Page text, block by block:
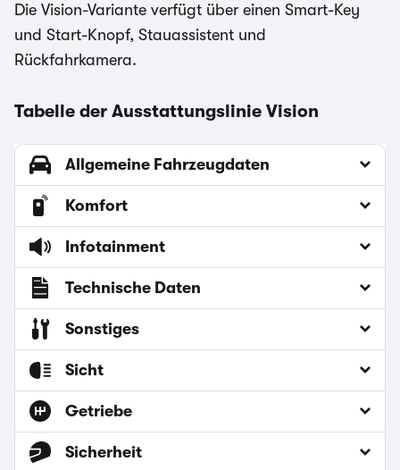
Die Vision-Variante verfügt über einen Smart-Key
und Start-Knopf, Stauassistent und
Rückfahrkamera.
Tabelle der Ausstattungslinie Vision
Allgemeine Fahrzeugdaten
Komfort
Infotainment
Technische Daten
Sonstiges
Sicht
Getriebe
Sicherheit